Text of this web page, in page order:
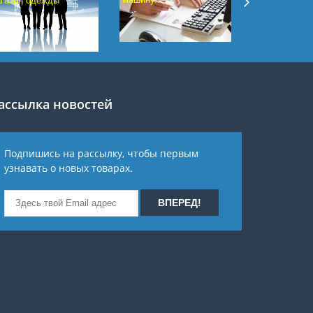
новостей
Подпишись на рассылку, чтобы первым
узнавать о новых товарах.